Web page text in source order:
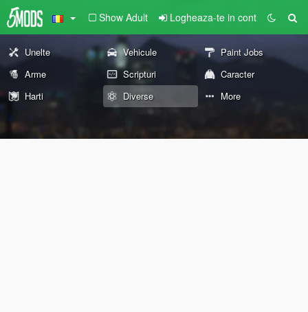
Show Adult Logheaza-te in cont
Unelte Vehicule
Paint Jobs
Arme
Scripturi
Caracter
Harti
Diverse More